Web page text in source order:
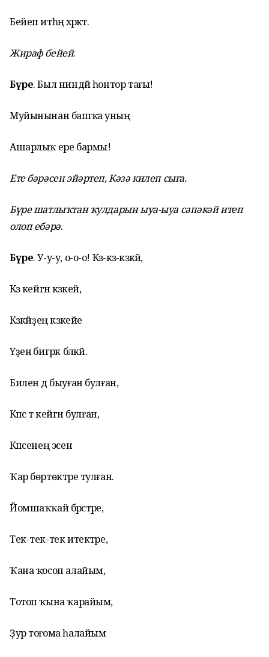
Бейеп итһәң хәрәкәт.
Жираф бейей.
Бүре. Был ниндәй һонтор тағы!
Муйынынан башҡа уның
Ашарлыҡ ере бармы!
Ете бәрәсен эйәртеп, Кәзә килеп сыға.
Бүре шатлыҡтан ҡулдарын ыуа-ыуа сәпәкәй итеп
олоп ебәрә.
Бүре. У-у-у, о-о-о! Кәзә-кәзә-кәзәкәй,
Кәзә кейгән кәзәкей,
Кәзәкәйҙең кәзәкейе
Үҙенә бигрәк бәләкәй.
Билен дә быуған булған,
Кәпәс тә кейгән булған,
Кәпәсенең эсенә
Ҡар бөртөктәре тулған.
Йомшаҡҡай бәрәстәре,
Тек-тек-тек итектәре,
Ҡана ҡосоп алайым,
Тотоп ҡына ҡарайым,
Ҙур тоғома һалайым